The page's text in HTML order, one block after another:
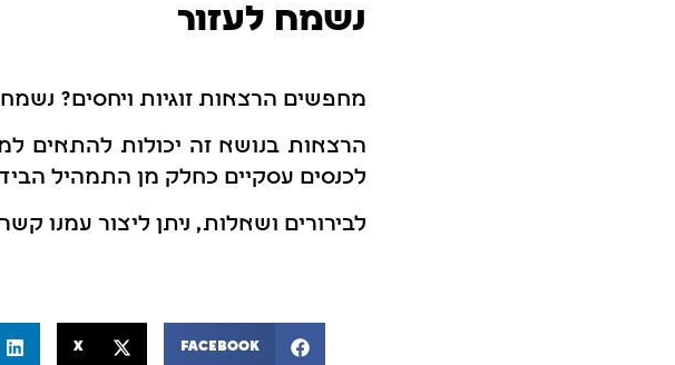
נשמח לעזור
מחפשים הרצאות זוגיות ויחסים? נשמח
הרצאות בנושא זה יכולות להתאים
לכנסים עסקיים כחלק מן התמהיל
לבירורים ושאלות, ניתן ליצור עמנו
Facebook
X